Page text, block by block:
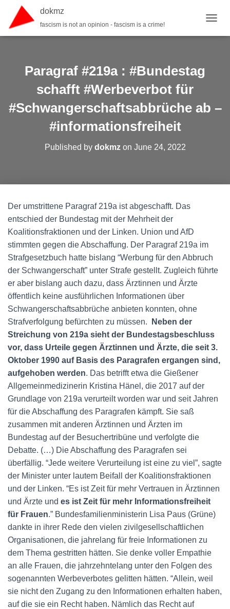
dokmz
fascism is not an opinion - fascism is a crime!
Paragraf #219a : #Bundestag
schafft #Werbeverbot für
#Schwangerschaftsabbrüche ab –
#informationsfreiheit
Published by dokmzon June 24, 2022
Der umstrittene Paragraf 219a ist abgeschafft. Das
entschied der Bundestag mit der Mehrheit der
Koalitionsfraktionen und der Linken. Union und AfD
stimmten gegen die Abschaffung. Der Paragraf 219a im
Strafgesetzbuch hatte bislang “Werbung für den Abbruch
der Schwangerschaft” unter Strafe gestellt. Zugleich führte
er aber bislang auch dazu, dass Ärztinnen und Ärzte
öffentlich keine ausführlichen Informationen über
Schwangerschaftsabbrüche anbieten konnten, ohne
Strafverfolgung befürchten zu müssen.
Neben der
Streichung von 219a sieht der Bundestagsbeschluss
vor, dass Urteile gegen Ärztinnen und Ärzte, die seit 3.
Oktober 1990 auf Basis des Paragrafen ergangen sind,
aufgehoben werden. Das betrifft etwa die Gießener
Allgemeinmedizinerin Kristina Hänel, die 2017 auf der
Grundlage von 219a verurteilt worden war und seit Jahren
für die Abschaffung des Paragrafen kämpft. Sie saß
zusammen mit anderen Ärztinnen und Ärzten im
Bundestag auf der Besuchertribüne und verfolgte die
Debatte. (…) Die Abschaffung des Paragrafen sei
überfällig. “Jede weitere Verurteilung ist eine zu viel”, sagte
der Minister unter lautem Beifall der Koalitionsfraktionen
und der Linken. “Es ist Zeit für mehr Vertrauen in Ärztinnen
und Ärzte und es ist Zeit für mehr Informationsfreiheit
für Frauen.” Bundesfamilienministerin Lisa Paus (Grüne)
dankte in ihrer Rede den vielen zivilgesellschaftlichen
Organisationen, die jahrelang für freie Informationen zu
dem Thema gestritten hätten. Sie denke voller Empathie
an alle Frauen, die jahrzehntelang unter den Folgen des
sogenannten Werbeverbotes gelitten hätten. “Allein, weil
sie nicht den Zugang zu den Informationen erhalten haben,
auf die sie ein Recht haben. Nämlich das Recht auf